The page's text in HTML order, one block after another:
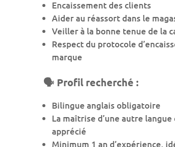
Encaissement des clients
Aider au réassort dans le
Veiller à la bonne tenue de la
Respect du protocole
marque
🗣️ Profil recherché :
Bilingue anglais obligatoire
La maîtrise d’une autre
apprécié
Minimum 1 an d’expérience,